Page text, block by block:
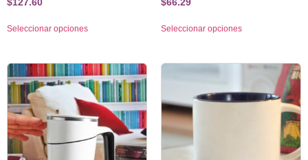
$127.60
Seleccionar opciones
$66.29
Seleccionar opciones